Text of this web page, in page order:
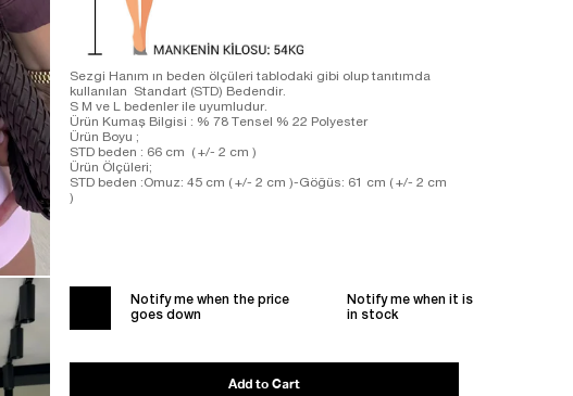
Sezgi Hanım ın beden ölçüleri tablodaki gibi olup tanıtımda
kullanılan Standart (STD) Bedendir.
S M ve L bedenler ile uyumludur.
Ürün Kumaş Bilgisi : % 78 Tensel % 22 Polyester
Ürün Boyu ;
STD beden : 66 cm ( +/- 2 cm )
Ürün Ölçüleri;
STD beden :Omuz: 45 cm ( +/- 2 cm )-Göğüs: 61 cm ( +/- 2 cm
)
Notify me when the price
goes down
Notify me when it is
in stock